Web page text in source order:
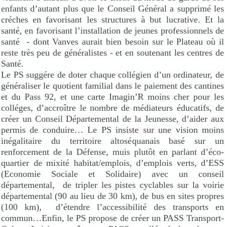
enfants d’autant plus que le Conseil Général a supprimé les
créches en favorisant les structures à but lucrative. Et la
santé, en favorisant l’installation de jeunes professionnels de
santé
- dont Vanves aurait bien besoin sur le Plateau où il
reste très peu de généralistes - et en soutenant les centres de
Santé.
Le PS suggére de doter chaque collégien d’un ordinateur, de
généraliser le quotient familial dans le paiement des cantines
et du Pass 92, et une carte Imagin’R moins cher pour les
colléges, d’accroître le nombre de médiateurs éducatifs, de
créer un Conseil Départemental de la Jeunesse, d’aider aux
permis de conduire… Le PS insiste sur une vision moins
inégalitaire du territoire altoséquanais basé sur un
renforcement de la Défense, muis plutôt en parlant d’éco-
quartier de mixité habitat/emplois, d’emplois verts, d’ESS
(Economie Sociale et Solidaire) avec un conseil
départemental,
de tripler les pistes cyclables sur la voirie
départemental (90 au lieu de 30 km), de bus en sites propres
(100 km),
d’étendre l’accessibilité des transports en
commun…Enfin, le PS propose de créer un PASS Transport-